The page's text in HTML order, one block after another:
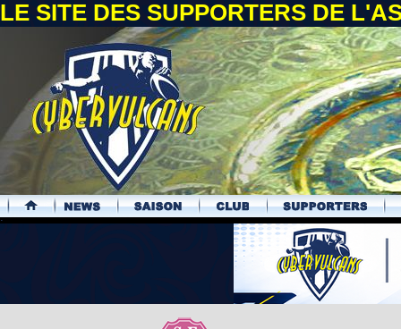
LE SITE DES SUPPORTERS DE
.